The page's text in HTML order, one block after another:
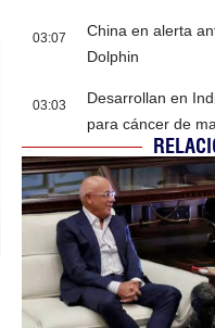
03:07
China en alerta
Dolphin
03:03
Desarrollan en
para cáncer de